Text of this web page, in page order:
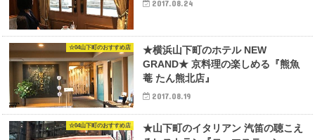
2017.08.24
☆04山下町のおすすめ店
★横浜山下町のホテル NEW
GRAND★ 京料理の楽しめる『熊魚
菴 たん熊北店』
2017.08.19
☆04山下町のおすすめ店
★山下町のイタリアン 汽笛の聴こえ